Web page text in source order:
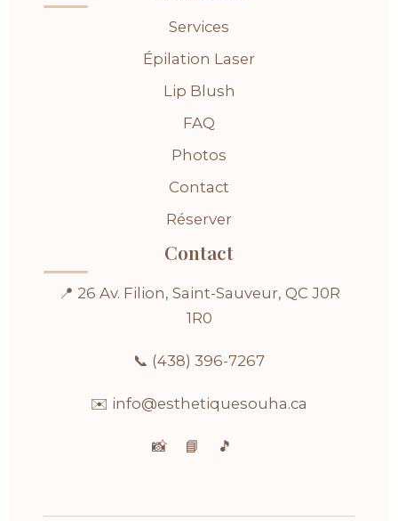
Services
Épilation Laser
Lip Blush
FAQ
Photos
Contact
Réserver
Contact
📍 26 Av. Filion, Saint-Sauveur, QC J0R
1R0
📞 (438) 396-7267
✉️ info@esthetiquesouha.ca
📸 📘 🎵